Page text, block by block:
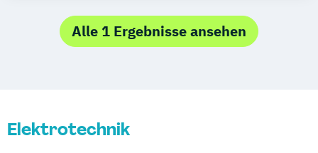
Erneuerbare Energien
Handels- und Dienstleistungsmanagement
Interkulturelles Unternehmens- und
Alle 1 Ergebnisse ansehen
Elektrotechnik